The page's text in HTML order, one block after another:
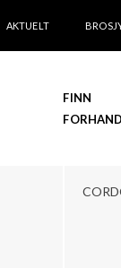
AKTUELT
FINN